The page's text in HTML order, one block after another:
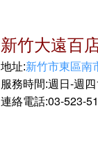
新竹大遠百
地址:新竹市東區南
服務時間:週日-週
連絡電話:03-523-